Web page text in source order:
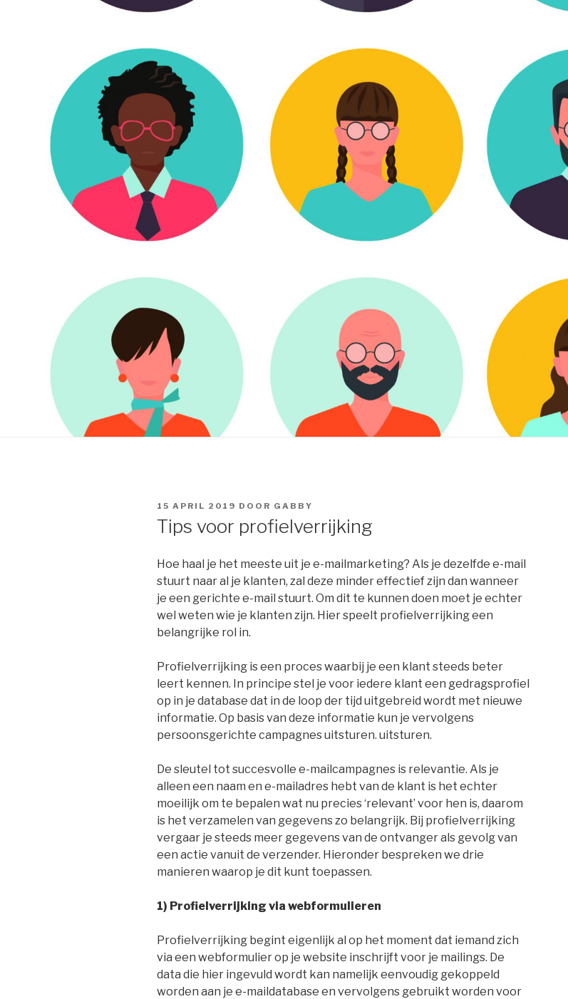
GEPLAATST
15 APRIL 2019 DOOR GABBY
Tips voor profielverrijking
Hoe haal je het meeste uit je e-mailmarketing? Als je dezelfde e-mail
stuurt naar al je klanten, zal deze minder effectief zijn dan wanneer
je een gerichte e-mail stuurt. Om dit te kunnen doen moet je echter
wel weten wie je klanten zijn. Hier speelt profielverrijking een
belangrijke rol in.
Profielverrijking is een proces waarbij je een klant steeds beter
leert kennen. In principe stel je voor iedere klant een gedragsprofiel
op in je database dat in de loop der tijd uitgebreid wordt met nieuwe
informatie. Op basis van deze informatie kun je vervolgens
persoonsgerichte campagnes uitsturen. uitsturen.
De sleutel tot succesvolle e-mailcampagnes is relevantie. Als je
alleen een naam en e-mailadres hebt van de klant is het echter
moeilijk om te bepalen wat nu precies ‘relevant’ voor hen is, daarom
is het verzamelen van gegevens zo belangrijk. Bij profielverrijking
vergaar je steeds meer gegevens van de ontvanger als gevolg van
een actie vanuit de verzender. Hieronder bespreken we drie
manieren waarop je dit kunt toepassen.
1) Profielverrijking via webformulieren
Profielverrijking begint eigenlijk al op het moment dat iemand zich
via een webformulier op je website inschrijft voor je mailings. De
data die hier ingevuld wordt kan namelijk eenvoudig gekoppeld
worden aan je e-maildatabase en vervolgens gebruikt worden voor